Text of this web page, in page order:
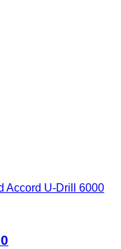
Accord U-Drill 6000